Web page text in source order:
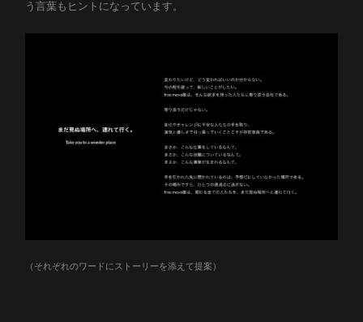
う言葉もヒントになっています。
（それぞれのワードにストーリーを添えて提案）